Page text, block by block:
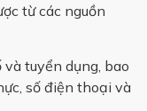
từ các nguồn
tuyển dụng, bao
số điện thoại và